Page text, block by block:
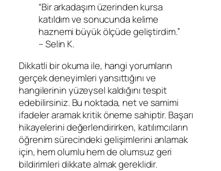
“Bir arkadaşım üzerinden kursa
katıldım ve sonucunda kelime
haznemi büyük ölçüde geliştirdim.”
– Selin K.
Dikkatli bir okuma ile, hangi yorumların
gerçek deneyimleri yansıttığını ve
hangilerinin yüzeysel kaldığını tespit
edebilirsiniz. Bu noktada, net ve samimi
ifadeler aramak kritik öneme sahiptir. Başarı
hikayelerini değerlendirirken, katılımcıların
öğrenim sürecindeki gelişimlerini anlamak
için, hem olumlu hem de olumsuz geri
bildirimleri dikkate almak gereklidir.